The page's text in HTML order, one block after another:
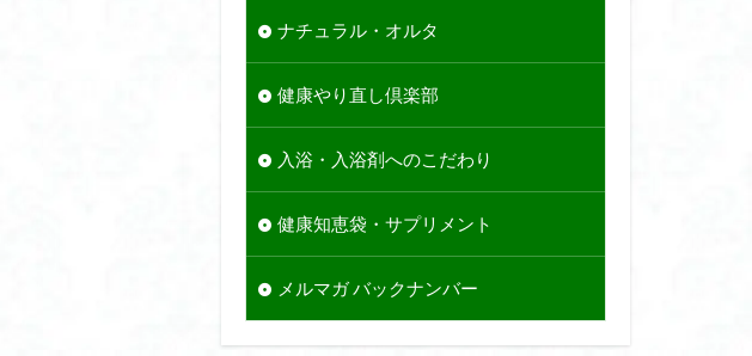
ナチュラル・オルタ
健康やり直し倶楽部
入浴・入浴剤へのこだわり
健康知恵袋・サプリメント
メルマガ バックナンバー